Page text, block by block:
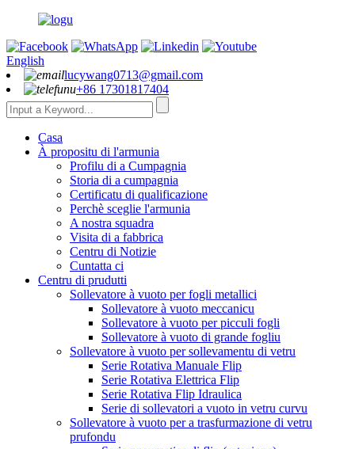
English
lucywang0713@gmail.com
+86 17301817404
Casa
À propositu di l'armunia
Profilu di a Cumpagnia
Storia di a cumpagnia
Certificatu di qualificazione
Perchè sceglie l'armunia
A nostra squadra
Visita di a fabbrica
Centru di Notizie
Cuntatta ci
Centru di prudutti
Sollevatore à vuoto per fogli metallici
Sollevatore à vuoto meccanicu
Sollevatore à vuoto per picculi fogli
Sollevatore à vuoto di grande fogliu
Sollevatore à vuoto per sollevamentu di vetru
Serie Rotativa Manuale Flip
Serie Rotativa Elettrica Flip
Serie Rotativa Flip Idraulica
Serie di sollevatori a vuoto in vetru curvu
Sollevatore à vuoto per a trasfurmazione di vetru
prufondu